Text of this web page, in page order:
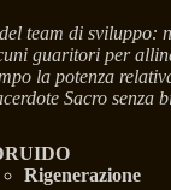
team di sviluppo:
guaritori per
la potenza
Sacro senza
Rigenerazione